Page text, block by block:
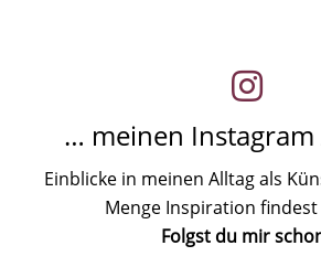
… meinen Instagram
Einblicke in meinen Alltag als
Menge Inspiration
Folgst du mir